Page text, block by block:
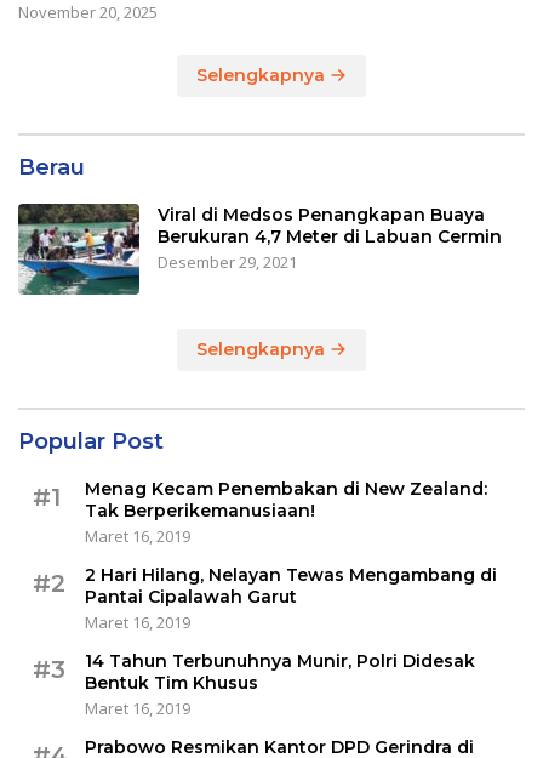
November 20, 2025
Selengkapnya
Berau
Viral di Medsos Penangkapan Buaya
Berukuran 4,7 Meter di Labuan Cermin
Desember 29, 2021
Selengkapnya
Popular Post
#1
Menag Kecam Penembakan di New Zealand:
Tak Berperikemanusiaan!
Maret 16, 2019
#2
2 Hari Hilang, Nelayan Tewas Mengambang di
Pantai Cipalawah Garut
Maret 16, 2019
#3
14 Tahun Terbunuhnya Munir, Polri Didesak
Bentuk Tim Khusus
Maret 16, 2019
Prabowo Resmikan Kantor DPD Gerindra di